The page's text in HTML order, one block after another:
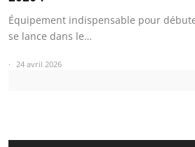
Équipement indispensable pour
se lance dans le…
24 avril 2026